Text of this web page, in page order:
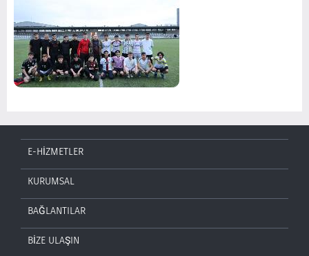
E-HİZMETLER
KURUMSAL
BAĞLANTILAR
BİZE ULAŞIN